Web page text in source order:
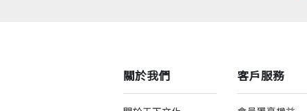
關於我們 客戶服務